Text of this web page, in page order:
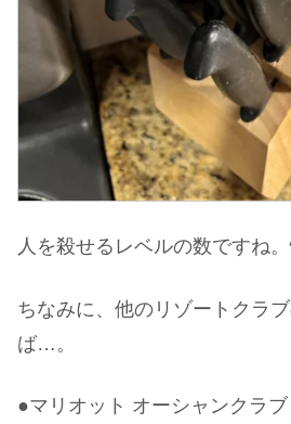
人を殺せるレベルの数ですね
ちなみに、他のリゾートクラ
ば…。
●マリオット オーシャンクラ